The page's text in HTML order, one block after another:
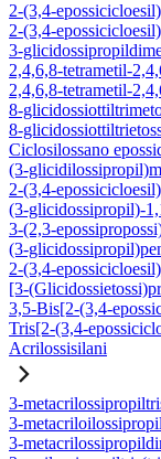
2-(3,4-
2-(3,4-
3-
2,4,6,8-tetrametil-
2,4,6,8-tetrametil-
8-
8-
Ciclosilossano
(3-
2-(3,4-
(3-glicidossipropil)-
3-(2,3-
(3-
2-(3,4-
[3-
3,5-Bis[2-(3,4-
Tris[2-(3,4-
Acrilossisilani
3-
3-
3-